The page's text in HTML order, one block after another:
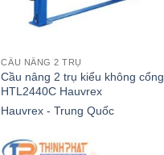
CẦU NÂNG 2 TRỤ
Cầu nâng 2 trụ kiểu không cổng
HTL2440C Hauvrex
Hauvrex - Trung Quốc